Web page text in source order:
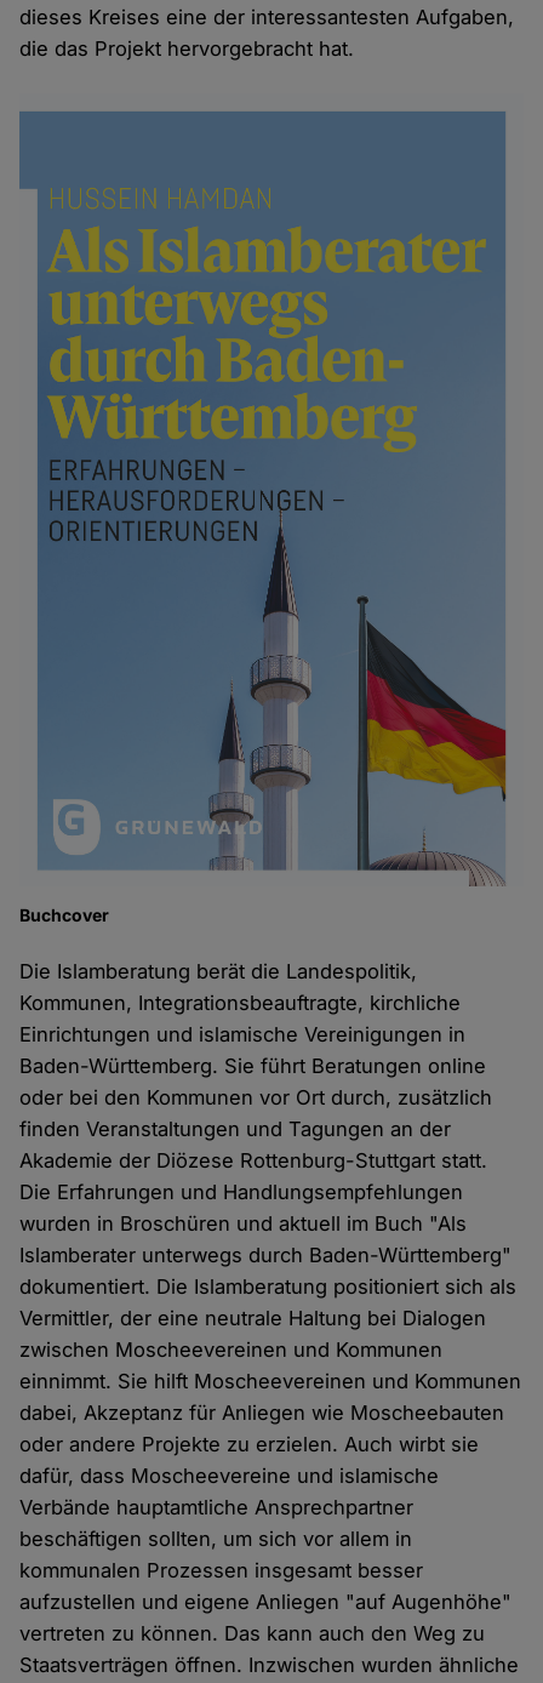
dieses Kreises eine der interessantesten Aufgaben,
die das Projekt hervorgebracht hat.
Buchcover
Die Islamberatung berät die Landespolitik,
Kommunen, Integrationsbeauftragte, kirchliche
Einrichtungen und islamische Vereinigungen in
Baden-Württemberg. Sie führt Beratungen online
oder bei den Kommunen vor Ort durch, zusätzlich
finden Veranstaltungen und Tagungen an der
Akademie der Diözese Rottenburg-Stuttgart statt.
Die Erfahrungen und Handlungsempfehlungen
wurden in Broschüren und aktuell im Buch "Als
Islamberater unterwegs durch Baden-Württemberg"
dokumentiert. Die Islamberatung positioniert sich als
Vermittler, der eine neutrale Haltung bei Dialogen
zwischen Moscheevereinen und Kommunen
einnimmt. Sie hilft Moscheevereinen und Kommunen
dabei, Akzeptanz für Anliegen wie Moscheebauten
oder andere Projekte zu erzielen. Auch wirbt sie
dafür, dass Moscheevereine und islamische
Verbände hauptamtliche Ansprechpartner
beschäftigen sollten, um sich vor allem in
kommunalen Prozessen insgesamt besser
aufzustellen und eigene Anliegen "auf Augenhöhe"
vertreten zu können. Das kann auch den Weg zu
Staatsverträgen öffnen. Inzwischen wurden ähnliche